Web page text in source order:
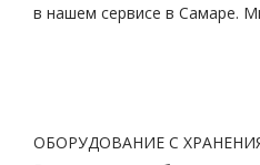
в нашем сервисе в Самаре.
ОБОРУДОВАНИЕ С